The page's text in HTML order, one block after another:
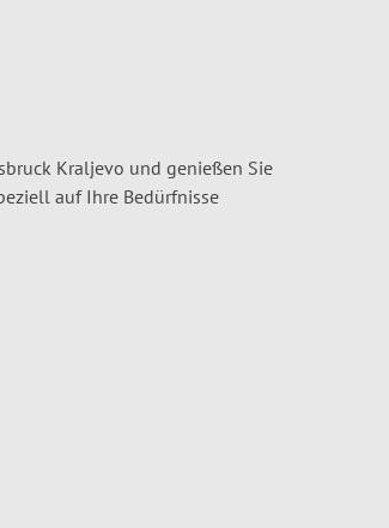
Kraljevo und genießen Sie
auf Ihre Bedürfnisse